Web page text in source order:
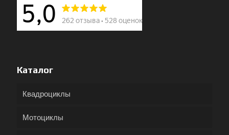
Каталог
Квадроциклы
Мотоциклы